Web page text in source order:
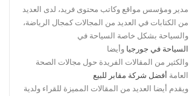
مدير ومؤسس مواقع وكاتب محتوى فريد، لدى العديد
من الكتابات في العديد من المجالات كمجال الرياضة،
والسياحة بشكل خاصة السياحة في
السياحة في جورجيا وأيضا
والكثير من المقالات الفريدة حول مجالات الصحة
العامة أفضل شركة مقابر للبيع
ويقدم أيضا العديد من المقالات المميزة للقراء ولدية